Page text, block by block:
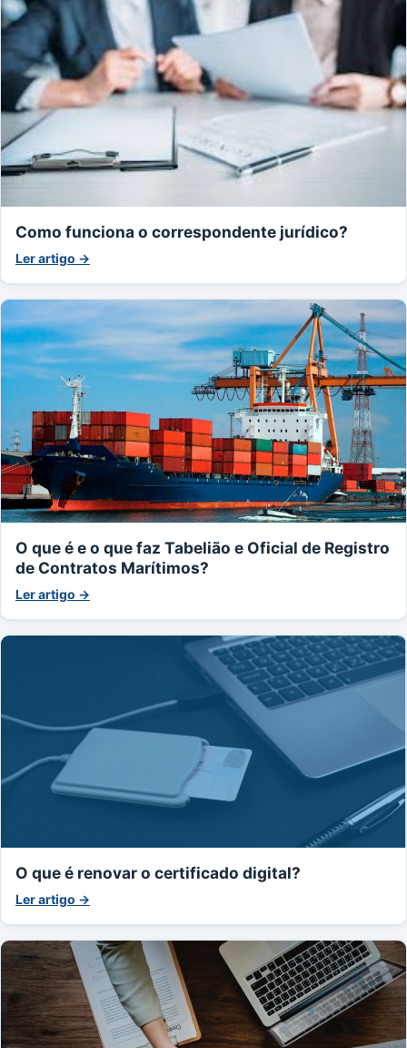
Como funciona o correspondente jurídico?
Ler artigo →
O que é e o que faz Tabelião e Oficial de Registro
de Contratos Marítimos?
Ler artigo →
O que é renovar o certificado digital?
Ler artigo →